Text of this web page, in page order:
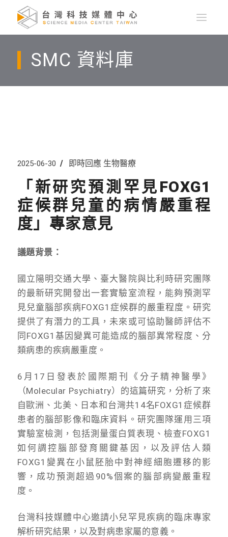
SMC 資料庫
2025-06-30 即時回應 生物醫療
「新研究預測罕見FOXG1
症候群兒童的病情嚴重程
度」專家意見
議題背景：
國立陽明交通大學、臺大醫院與比利時研究團隊
的最新研究開發出一套實驗室流程，能夠預測罕
見兒童腦部疾病FOXG1症候群的嚴重程度。研究
提供了有潛力的工具，未來或可協助醫師評估不
同FOXG1基因變異可能造成的腦部異常程度、分
類病患的疾病嚴重度。
6月17日發表於國際期刊《分子精神醫學》
（Molecular Psychiatry）的這篇研究，分析了來
自歐洲、北美、日本和台灣共14名FOXG1症候群
患者的腦部影像和臨床資料。研究團隊運用三項
實驗室檢測，包括測量蛋白質表現、檢查FOXG1
如何調控腦部發育關鍵基因，以及評估人類
FOXG1變異在小鼠胚胎中對神經細胞遷移的影
響，成功預測超過90%個案的腦部病變嚴重程
度。
台灣科技媒體中心邀請小兒罕見疾病的臨床專家
解析研究結果，以及對病患家屬的意義。